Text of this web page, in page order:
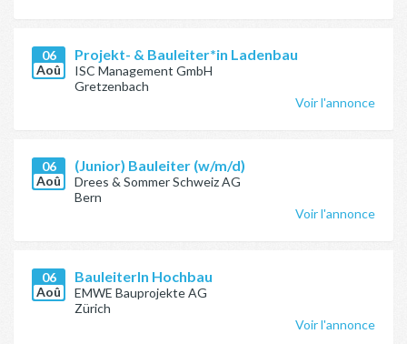
06
Aoû
Projekt- & Bauleiter*in Ladenbau
ISC Management GmbH
Gretzenbach
Voir l'annonce
06
Aoû
(Junior) Bauleiter (w/m/d)
Drees & Sommer Schweiz AG
Bern
Voir l'annonce
06
Aoû
BauleiterIn Hochbau
EMWE Bauprojekte AG
Zürich
Voir l'annonce